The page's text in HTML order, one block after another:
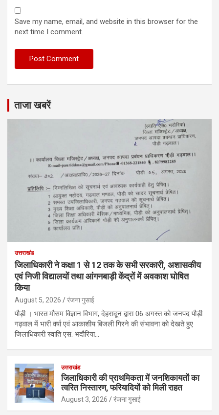
Save my name, email, and website in this browser for the
next time I comment.
ताजा खबरें
उत्तराखंड
जिलाधिकारी ने कक्षा 1 से 12 तक के सभी सरकारी, अशासकीय
एवं निजी विद्यालयों तथा आंगनबाड़ी केंद्रों में अवकाश घोषित
किया
August 5, 2026 रंजना गुसाई
पौड़ी । भारत मौसम विज्ञान विभाग, देहरादून द्वारा 06 अगस्त को जनपद पौड़ी
गढ़वाल में भारी वर्षा एवं आकाशीय बिजली गिरने की संभावना को देखते हुए
जिलाधिकारी स्वाति एस. भदौरिया…
उत्तराखंड
जिलाधिकारी की प्राथमिकता में जनशिकायतों का
त्वरित निस्तारण, फरियादियों को मिली राहत
August 3, 2026 रंजना गुसाई